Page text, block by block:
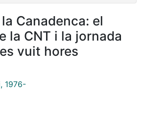
Canadenca: el
la CNT i la jornada
vuit hores
1976-